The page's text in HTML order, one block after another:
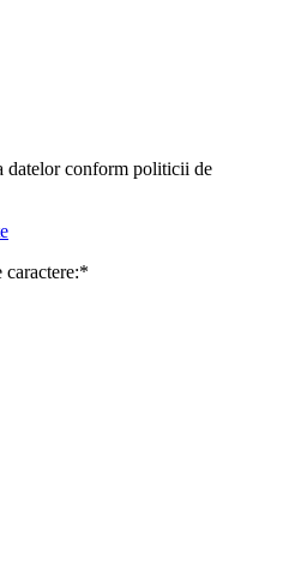
datelor conform politicii de
*